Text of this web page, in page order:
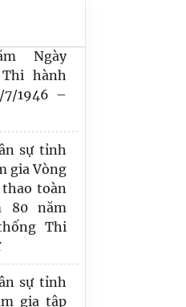
Huy Hiếu
Cục
án dân
hành
Long
án
sự tỉnh
hành
phố Cần
lưu thể
tới
ngày
Ngày
7/1946 –
sự tỉnh
gia Vòng
toàn
80 năm
Thi
sự tỉnh
gia tập
sử dụng